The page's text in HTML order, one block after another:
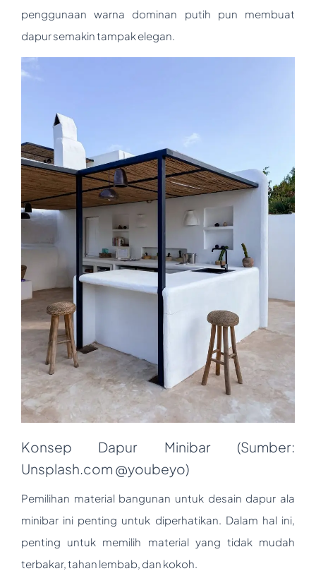
penggunaan warna dominan putih pun membuat
dapur semakin tampak elegan.
Konsep Dapur Minibar (Sumber:
Unsplash.com @youbeyo)
Pemilihan material bangunan untuk desain dapur ala
minibar ini penting untuk diperhatikan. Dalam hal ini,
penting untuk memilih material yang tidak mudah
terbakar, tahan lembab, dan kokoh.